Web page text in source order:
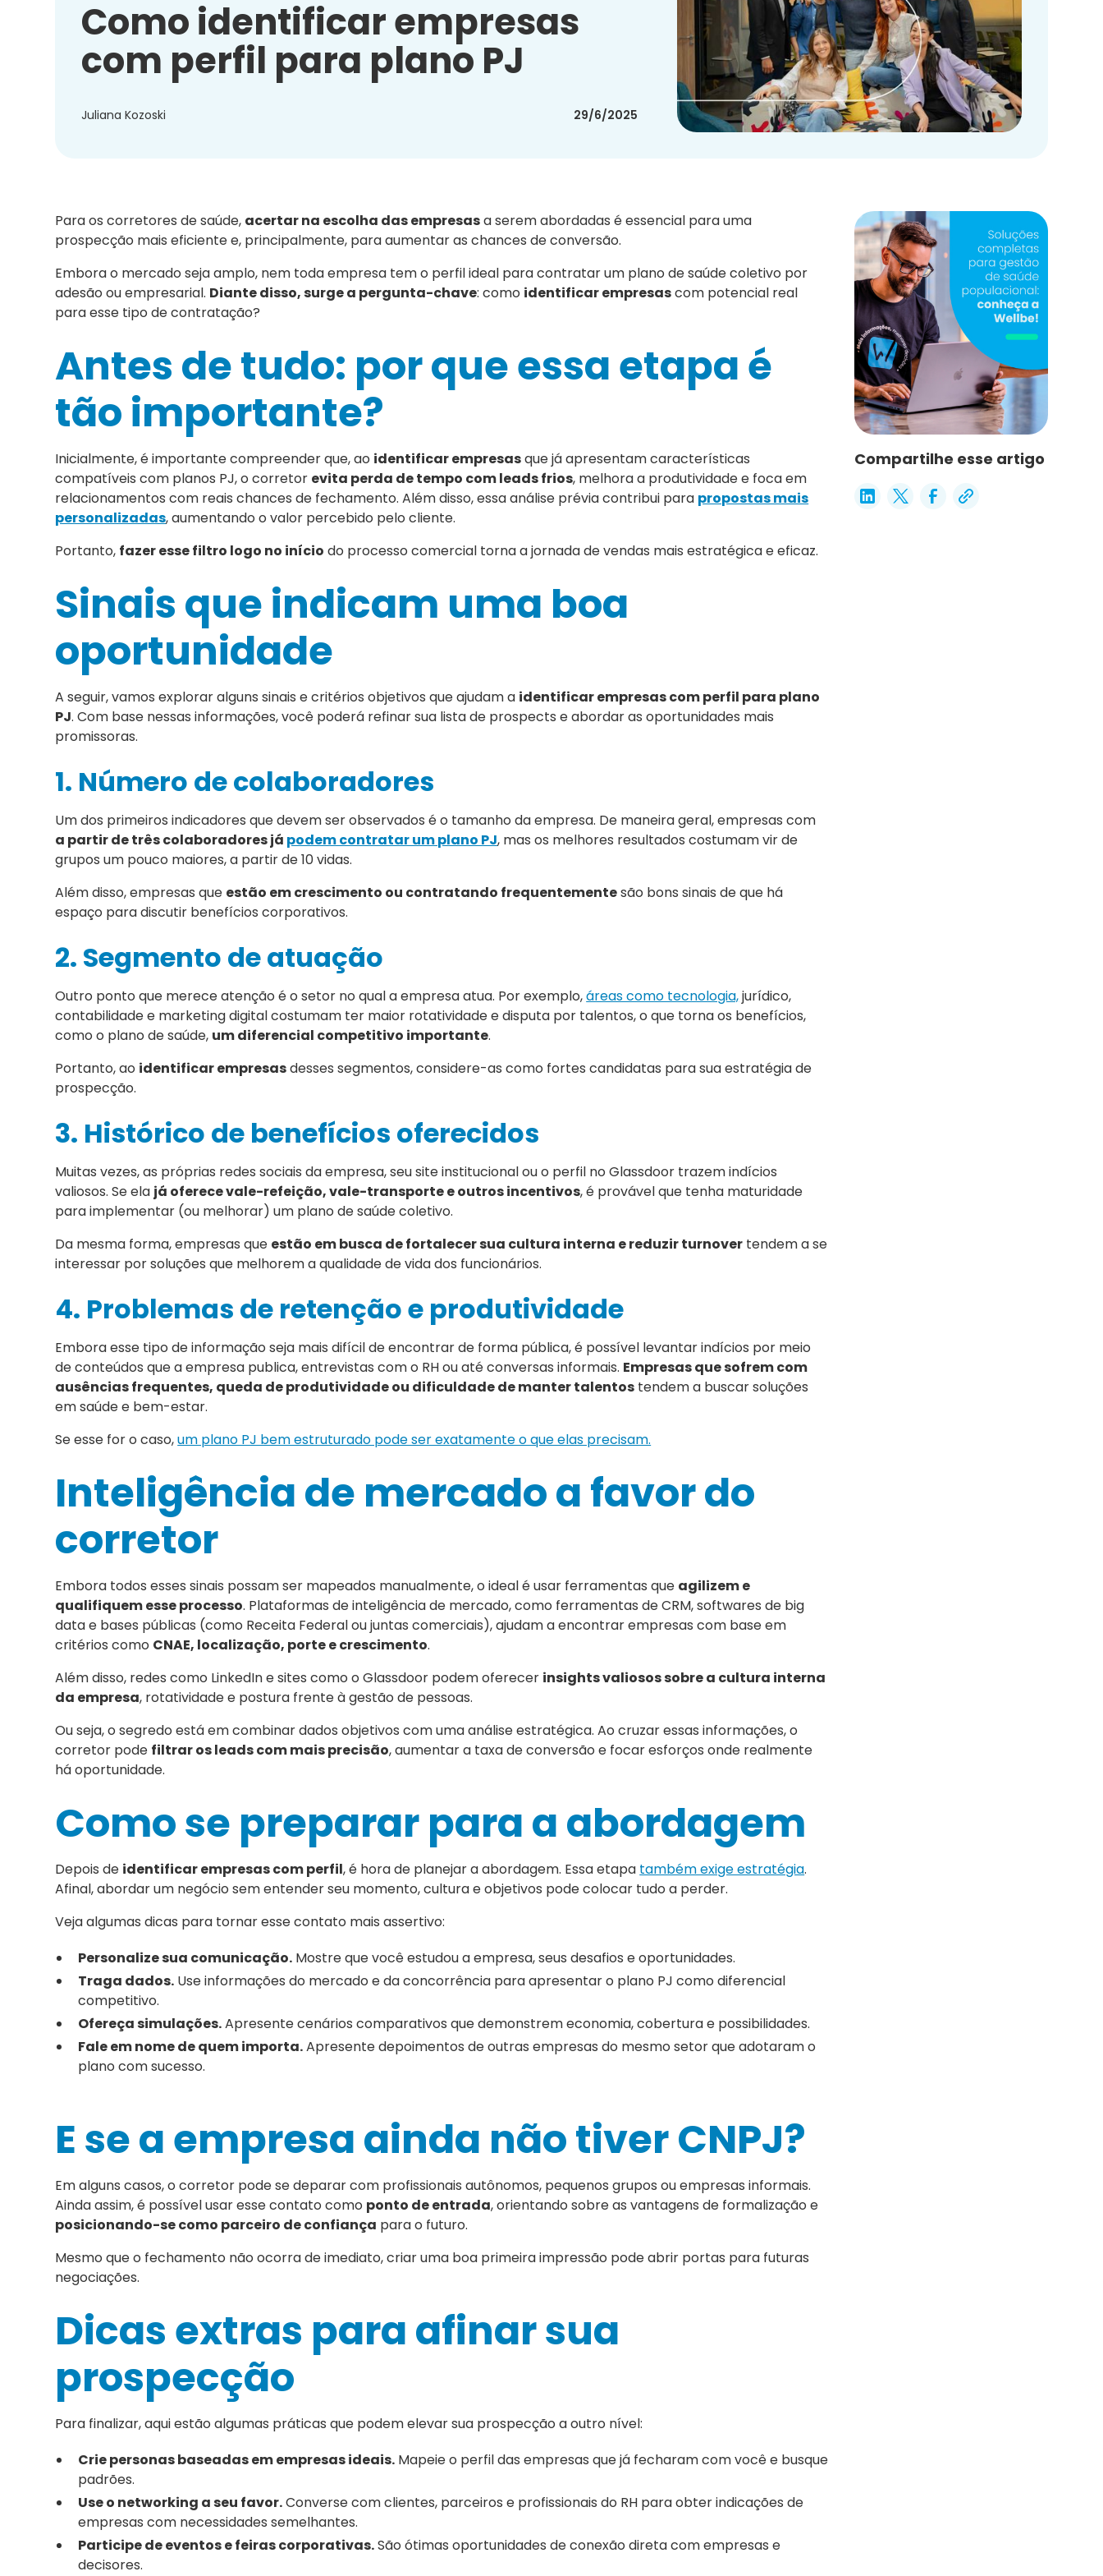
Como identificar empresas
com perfil para plano PJ
Juliana Kozoski 29/6/2025
Para os corretores de saúde, acertar na escolha das empresasa serem abordadas é essencial para uma
prospecção mais eficiente e, principalmente, para aumentar as chances de conversão.
Embora o mercado seja amplo, nem toda empresa tem o perfil ideal para contratar um plano de saúde coletivo por
adesão ou empresarial. Diante disso, surge a pergunta-chave: como identificar empresascom potencial real
para esse tipo de contratação?
Antes de tudo: por que essa etapa é
tão importante?
Inicialmente, é importante compreender que, ao identificar empresasque já apresentam características
compatíveis com planos PJ, o corretor evita perda de tempo com leads frios, melhora a produtividade e foca em
relacionamentos com reais chances de fechamento. Além disso, essa análise prévia contribui para propostas mais
personalizadas, aumentando o valor percebido pelo cliente.
Portanto, fazer esse filtro logo no início do processo comercial torna a jornada de vendas mais estratégica e eficaz.
Sinais que indicam uma boa
oportunidade
A seguir, vamos explorar alguns sinais e critérios objetivos que ajudam a identificar empresas com perfil para plano
PJ. Com base nessas informações, você poderá refinar sua lista de prospects e abordar as oportunidades mais
promissoras.
1. Número de colaboradores
Um dos primeiros indicadores que devem ser observados é o tamanho da empresa. De maneira geral, empresas com
a partir de três colaboradores já podem contratar um plano PJ, mas os melhores resultados costumam vir de
grupos um pouco maiores, a partir de 10 vidas.
Além disso, empresas que estão em crescimento ou contratando frequentementesão bons sinais de que há
espaço para discutir benefícios corporativos.
2. Segmento de atuação
Outro ponto que merece atenção é o setor no qual a empresa atua. Por exemplo,áreas como tecnologia,jurídico,
contabilidade e marketing digital costumam ter maior rotatividade e disputa por talentos, o que torna os benefícios,
como o plano de saúde, um diferencial competitivo importante.
Portanto, ao identificar empresasdesses segmentos, considere-as como fortes candidatas para sua estratégia de
prospecção.
3. Histórico de benefícios oferecidos
Muitas vezes, as próprias redes sociais da empresa, seu site institucional ou o perfil no Glassdoor trazem indícios
valiosos. Se ela já oferece vale-refeição, vale-transporte e outros incentivos, é provável que tenha maturidade
para implementar (ou melhorar) um plano de saúde coletivo.
Da mesma forma, empresas que estão em busca de fortalecer sua cultura interna e reduzir turnover tendem a se
interessar por soluções que melhorem a qualidade de vida dos funcionários.
4. Problemas de retenção e produtividade
Embora esse tipo de informação seja mais difícil de encontrar de forma pública, é possível levantar indícios por meio
de conteúdos que a empresa publica, entrevistas com o RH ou até conversas informais. Empresas que sofrem com
ausências frequentes, queda de produtividade ou dificuldade de manter talentos tendem a buscar soluções
em saúde e bem-estar.
Se esse for o caso,um plano PJ bem estruturado pode ser exatamente o que elas precisam.
Inteligência de mercado a favor do
corretor
Embora todos esses sinais possam ser mapeados manualmente, o ideal é usar ferramentas que agilizem e
qualifiquem esse processo. Plataformas de inteligência de mercado, como ferramentas de CRM, softwares de big
data e bases públicas (como Receita Federal ou juntas comerciais), ajudam a encontrar empresas com base em
critérios como CNAE, localização, porte e crescimento.
Além disso, redes como LinkedIn e sites como o Glassdoor podem oferecer insights valiosos sobre a cultura interna
da empresa, rotatividade e postura frente à gestão de pessoas.
Ou seja, o segredo está em combinar dados objetivos com uma análise estratégica. Ao cruzar essas informações, o
corretor pode filtrar os leads com mais precisão, aumentar a taxa de conversão e focar esforços onde realmente
há oportunidade.
Como se preparar para a abordagem
Depois de identificar empresas com perfil, é hora de planejar a abordagem. Essa etapa também exige estratégia.
Afinal, abordar um negócio sem entender seu momento, cultura e objetivos pode colocar tudo a perder.
Veja algumas dicas para tornar esse contato mais assertivo:
Personalize sua comunicação. Mostre que você estudou a empresa, seus desafios e oportunidades.
Traga dados. Use informações do mercado e da concorrência para apresentar o plano PJ como diferencial
competitivo.
Ofereça simulações.Apresente cenários comparativos que demonstrem economia, cobertura e possibilidades.
Fale em nome de quem importa.Apresente depoimentos de outras empresas do mesmo setor que adotaram o
plano com sucesso.
E se a empresa ainda não tiver CNPJ?
Em alguns casos, o corretor pode se deparar com profissionais autônomos, pequenos grupos ou empresas informais.
Ainda assim, é possível usar esse contato como ponto de entrada, orientando sobre as vantagens de formalização e
posicionando-se como parceiro de confiança para o futuro.
Mesmo que o fechamento não ocorra de imediato, criar uma boa primeira impressão pode abrir portas para futuras
negociações.
Dicas extras para afinar sua
prospecção
Para finalizar, aqui estão algumas práticas que podem elevar sua prospecção a outro nível:
Crie personas baseadas em empresas ideais. Mapeie o perfil das empresas que já fecharam com você e busque
padrões.
Use o networking a seu favor.Converse com clientes, parceiros e profissionais do RH para obter indicações de
empresas com necessidades semelhantes.
Participe de eventos e feiras corporativas.São ótimas oportunidades de conexão direta com empresas e
decisores.
Compartilhe esse artigo